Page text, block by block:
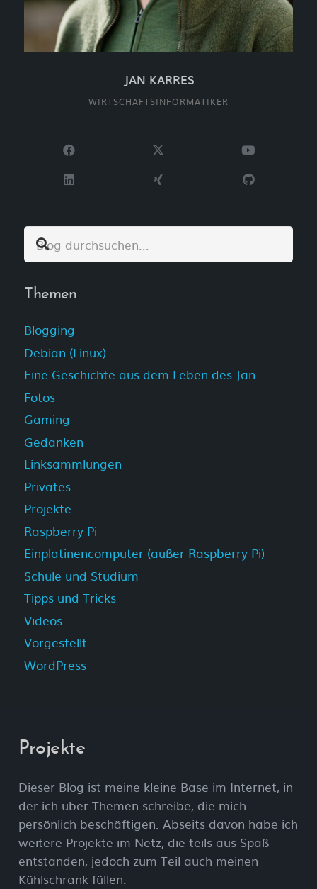
JAN KARRES
WIRTSCHAFTSINFORMATIKER
Themen
Blogging
Debian (Linux)
Eine Geschichte aus dem Leben des Jan
Fotos
Gaming
Gedanken
Linksammlungen
Privates
Projekte
Raspberry Pi
Einplatinencomputer (außer Raspberry Pi)
Schule und Studium
Tipps und Tricks
Videos
Vorgestellt
WordPress
Projekte
Dieser Blog ist meine kleine Base im Internet, in
der ich über Themen schreibe, die mich
persönlich beschäftigen. Abseits davon habe ich
weitere Projekte im Netz, die teils aus Spaß
entstanden, jedoch zum Teil auch meinen
Kühlschrank füllen.